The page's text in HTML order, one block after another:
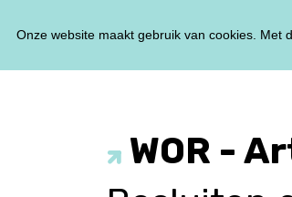
WOR -
Onze website maakt gebruik van cookies. Met